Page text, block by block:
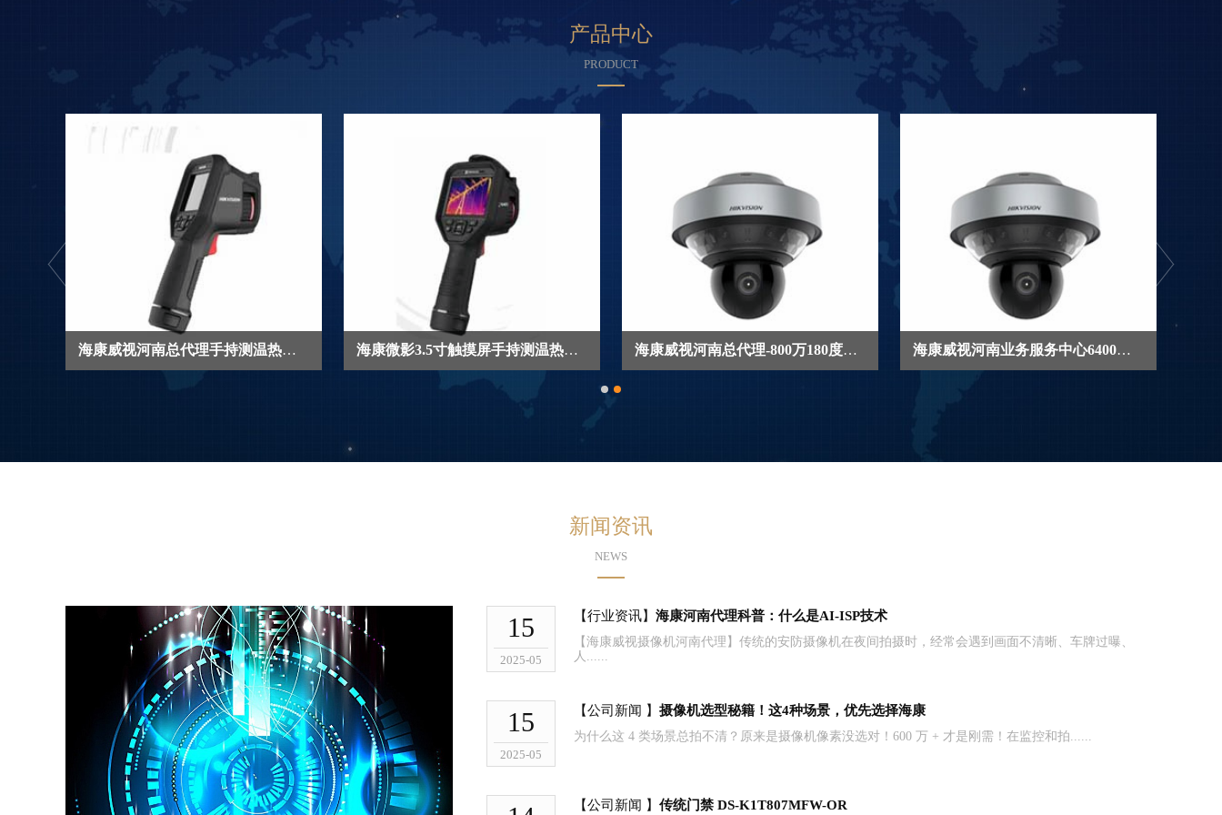
产品中心
PRODUCT
海康威视河南总代理手持测温热像仪 DS- 海康微影3.5寸触摸屏手持测温热像仪HM 海康威视河南总代理-800万180度智能 海康威视河南业务服务中心6400万360
新闻资讯
NEWS
15
2025-05
【行业资讯】 海康河南代理科普：什么是AI-ISP技术
【海康威视摄像机河南代理】传统的安防摄像机在夜间拍摄时，经常会遇到画面不清晰、车牌过曝、
人......
15
2025-05
【公司新闻 】 摄像机选型秘籍！这4种场景，优先选择海康
为什么这 4 类场景总拍不清？原来是摄像机像素没选对！600 万 + 才是刚需！在监控和拍......
【公司新闻 】 传统门禁 DS-K1T807MFW-OR